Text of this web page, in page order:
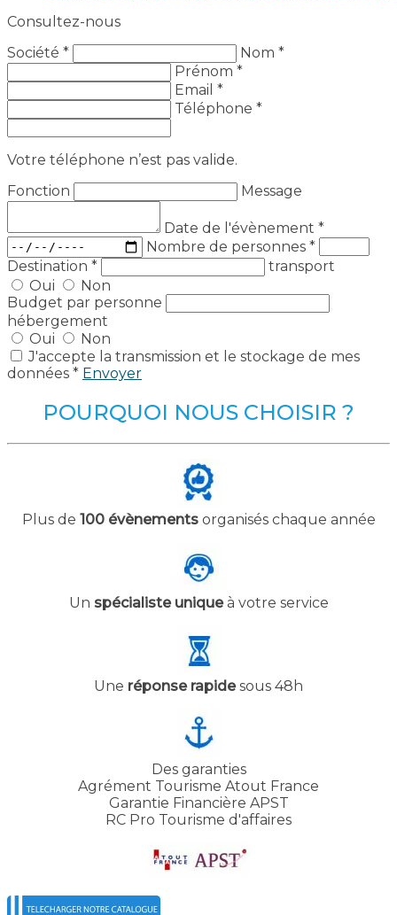
Consultez-nous
Société *
Nom *
Prénom *
Email *
Téléphone *
Votre téléphone n’est pas valide.
Fonction
Message
Date de l'évènement *
Nombre de personnes *
Destination *
transport
Oui
Non
Budget par personne
hébergement
Oui
Non
J'accepte la transmission et le stockage de mes
données * Envoyer
POURQUOI NOUS CHOISIR ?
Plus de 100 évènementsorganisés chaque année
Un spécialiste uniqueà votre service
Une réponse rapidesous 48h
Des garanties
Agrément Tourisme Atout France
Garantie Financière APST
RC Pro Tourisme d'affaires